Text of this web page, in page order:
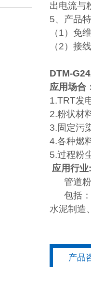
出电流与
5、产品
（1）免
（2）接
DTM-
应用场合
1.TRT发
2.粉状材
3.固定污
4.各种燃
5.过程粉
应用行业:
管道粉
包括：
水泥制造
产品